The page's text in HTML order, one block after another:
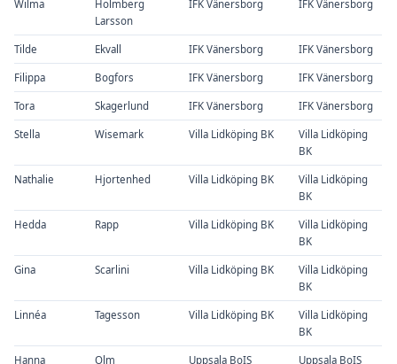
Wilma
Holmberg
Larsson
IFK Vänersborg IFK Vänersborg
Tilde Ekvall IFK Vänersborg IFK Vänersborg
Filippa Bogfors IFK Vänersborg IFK Vänersborg
Tora Skagerlund IFK Vänersborg IFK Vänersborg
Stella Wisemark Villa Lidköping BK
Villa Lidköping
BK
Nathalie Hjortenhed Villa Lidköping BK
Villa Lidköping
BK
Hedda Rapp Villa Lidköping BK
Villa Lidköping
BK
Gina Scarlini Villa Lidköping BK
Villa Lidköping
BK
Linnéa Tagesson Villa Lidköping BK
Villa Lidköping
BK
Hanna Olm Uppsala BoIS Uppsala BoIS